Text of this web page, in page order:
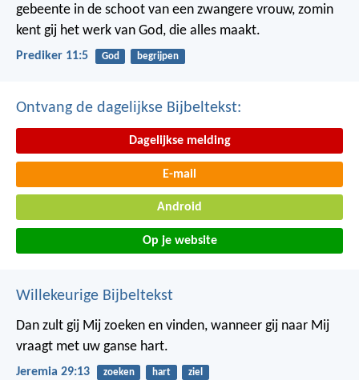
gebeente in de schoot van een zwangere vrouw, zomin
kent gij het werk van God, die alles maakt.
Prediker 11:5 God begrijpen
Ontvang de dagelijkse Bijbeltekst:
Dagelijkse melding
E-mail
Android
Op je website
Willekeurige Bijbeltekst
Dan zult gij Mij zoeken en vinden, wanneer gij naar Mij
vraagt met uw ganse hart.
Jeremia 29:13 zoeken hart ziel